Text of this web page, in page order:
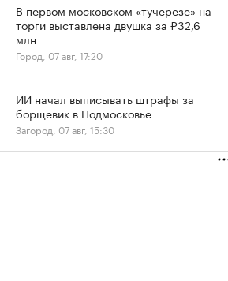
В первом московском «тучерезе» на
торги выставлена двушка за ₽32,6
млн
Город, 07 авг, 17:20
ИИ начал выписывать штрафы за
борщевик в Подмосковье
Загород, 07 авг, 15:30